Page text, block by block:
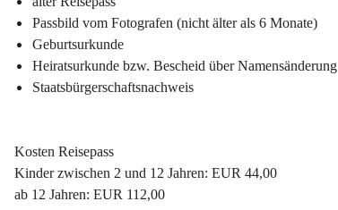
Passbild vom Fotografen (nicht älter als 6 Monate)
Geburtsurkunde
Heiratsurkunde bzw. Bescheid über Namensänderung
Staatsbürgerschaftsnachweis
Kosten Reisepass
Kinder zwischen 2 und 12 Jahren: EUR 44,00
ab 12 Jahren: EUR 112,00